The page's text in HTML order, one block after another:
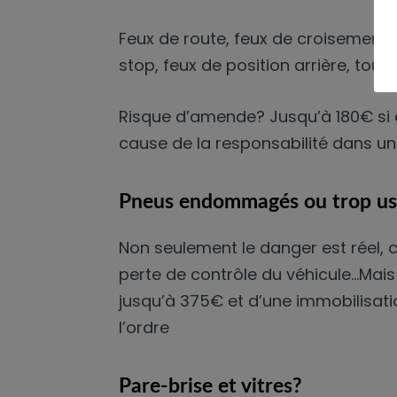
Feux de route, feux de
stop, feux de position arrière,
Risque d’amende? Jusqu’à 180€
cause de la responsabilité dans
Pneus endommagés ou trop
Non seulement le danger est
perte de contrôle du
jusqu’à 375€ et d’une
l’ordre
Pare-brise et vitres?